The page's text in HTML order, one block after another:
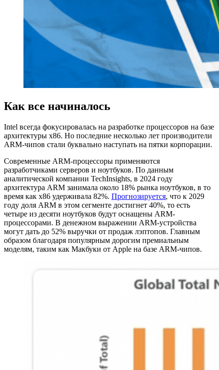
Как все начиналось
Intel всегда фокусировалась на разработке процессоров на базе
архитектуры x86. Но последние несколько лет производители
ARM-чипов стали буквально наступать на пятки корпорации.
Современные ARM-процессоры применяются
разработчиками серверов и ноутбуков. По данным
аналитической компании TechInsights, в 2024 году
архитектура ARM занимала около 18% рынка ноутбуков, в то
время как x86 удерживала 82%. Прогнозируется, что к 2029
году доля ARM в этом сегменте достигнет 40%, то есть
четыре из десяти ноутбуков будут оснащены ARM-
процессорами. В денежном выражении ARM-устройства
могут дать до 52% выручки от продаж лэптопов. Главным
образом благодаря популярным дорогим премиальным
моделям, таким как Макбуки от Apple на базе ARM-чипов.